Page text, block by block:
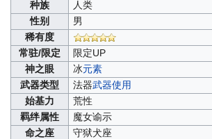
种族
人类
性别
男
稀有度
常驻/限定
限定UP
神之眼
冰元素
武器类型
法器武器使用
始基力
荒性
羁绊属性
魔女谕示
命之座
守狱犬座